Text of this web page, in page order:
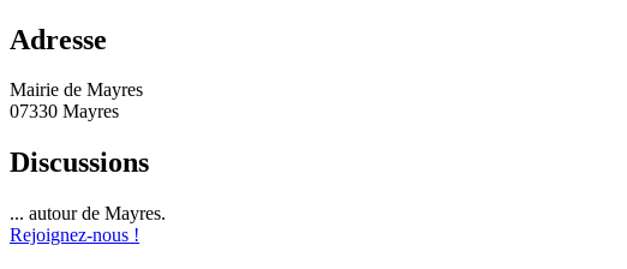
Adresse
Mairie de Mayres
07330 Mayres
Discussions
... autour de Mayres.
Rejoignez-nous !